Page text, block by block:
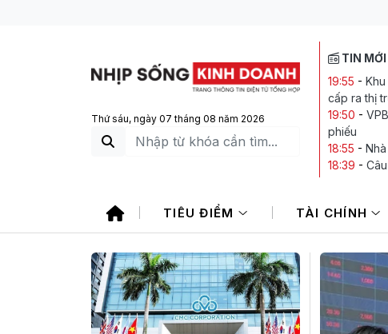
Thứ sáu, ngày 07 tháng 08 năm 2026
TIN MỚI
19:55 -
cấp ra thị
19:50 -
phiếu
18:55 -
18:39 -
17:28-
TIÊU ĐIỂM TÀI CHÍNH